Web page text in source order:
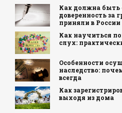
Как должна быть
доверенность за
приняли в России
Как научиться
слух:
Особенности
наследство:
всегда
Как
выходя из дома